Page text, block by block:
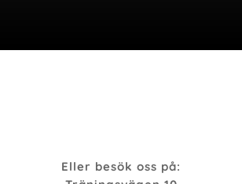
Eller besök oss på: